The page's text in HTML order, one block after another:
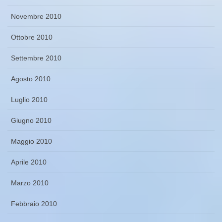
Novembre 2010
Ottobre 2010
Settembre 2010
Agosto 2010
Luglio 2010
Giugno 2010
Maggio 2010
Aprile 2010
Marzo 2010
Febbraio 2010